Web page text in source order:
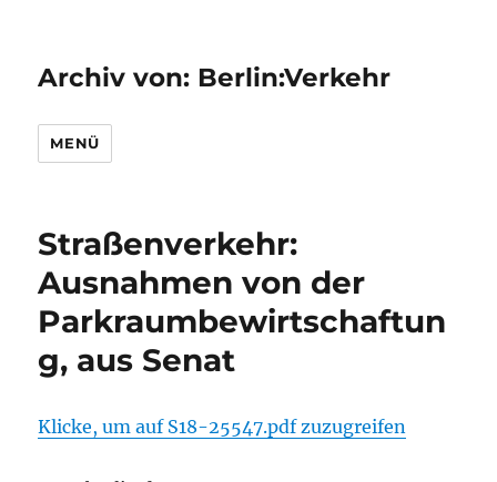
Archiv von: Berlin:Verkehr
MENÜ
Straßenverkehr:
Ausnahmen von der
Parkraumbewirtschaftun
g, aus Senat
Klicke, um auf S18-25547.pdf zuzugreifen